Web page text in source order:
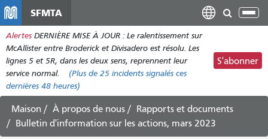
contenu
principal
SFMTA
Alertes DERNIÈRE MISE À JOUR : Le ralentissement sur
McAllister entre Broderick et Divisadero est résolu. Les
lignes 5 et 5R, dans les deux sens, reprennent leur
service normal.
(Plus de 25 incidents signalés ces
dernières 48 heures)
S'abonner
Maison À propos de nous
Rapports et documents
Bulletin d'information sur les actions, mars 2023